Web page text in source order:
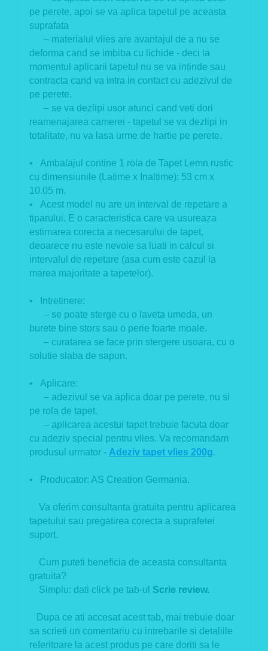
pe perete, apoi se va aplica tapetul pe aceasta
suprafata
– materialul vlies are avantajul de a nu se
deforma cand se imbiba cu lichide - deci la
momentul aplicarii tapetul nu se va intinde sau
contracta cand va intra in contact cu adezivul de
pe perete.
– se va dezlipi usor atunci cand veti dori
reamenajarea camerei - tapetul se va dezlipi in
totalitate, nu va lasa urme de hartie pe perete.
• Ambalajul contine 1 rola de Tapet Lemn rustic
cu dimensiunile (Latime x Inaltime): 53 cm x
10.05 m.
• Acest model nu are un interval de repetare a
tiparului. E o caracteristica care va usureaza
estimarea corecta a necesarului de tapet,
deoarece nu este nevoie sa luati in calcul si
intervalul de repetare (asa cum este cazul la
marea majoritate a tapetelor).
• Intretinere:
– se poate sterge cu o laveta umeda, un
burete bine stors sau o perie foarte moale.
– curatarea se face prin stergere usoara, cu o
solutie slaba de sapun.
• Aplicare:
– adezivul se va aplica doar pe perete, nu si
pe rola de tapet.
– aplicarea acestui tapet trebuie facuta doar
cu adeziv special pentru vlies. Va recomandam
produsul urmator - Adeziv tapet vlies 200g.
• Producator: AS Creation Germania.
Va oferim consultanta gratuita pentru aplicarea
tapetului sau pregatirea corecta a suprafetei
suport.
Cum puteti beneficia de aceasta consultanta
gratuita?
Simplu: dati click pe tab-ul Scrie review.
Dupa ce ati accesat acest tab, mai trebuie doar
sa scrieti un comentariu cu intrebarile si detaliile
referitoare la acest produs pe care doriti sa le